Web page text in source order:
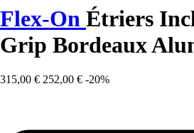
Flex-On Étriers
Grip Bordeaux
315,00 € 252,00 € -20%